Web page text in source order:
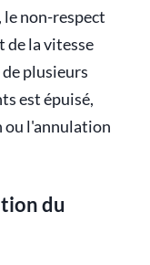
le non-respect
de la vitesse
plusieurs
est épuisé,
ou l'annulation
du